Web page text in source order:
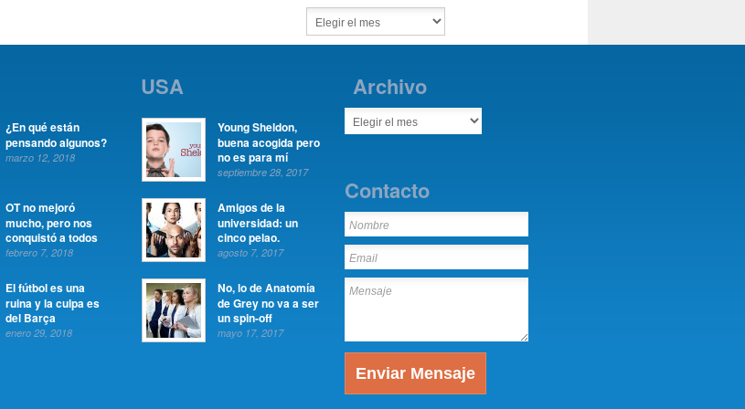
¿En qué están
pensando algunos?
marzo 12, 2018
OT no mejoró
mucho, pero nos
conquistó a todos
febrero 7, 2018
El fútbol es una
ruina y la culpa es
del Barça
enero 29, 2018
USA
Young Sheldon,
buena acogida pero
no es para mí
septiembre 28, 2017
Amigos de la
universidad: un
cinco pelao.
agosto 7, 2017
No, lo de Anatomía
de Grey no va a ser
un spin-off
mayo 17, 2017
Archivo
Contacto